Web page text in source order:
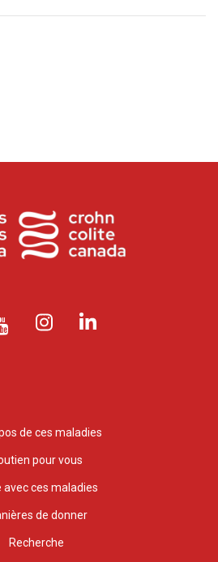
de ces maladies
pour vous
avec ces maladies
de donner
Recherche